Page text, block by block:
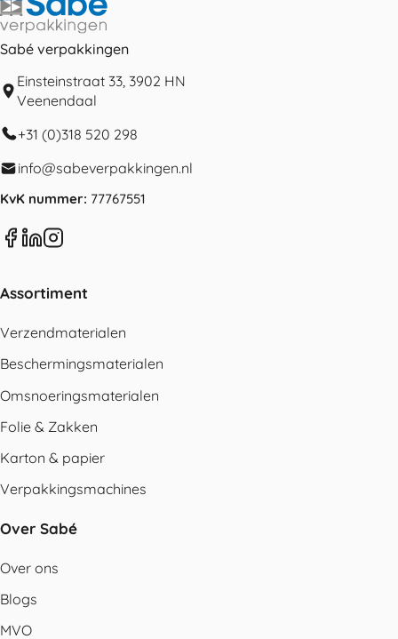
Sabé verpakkingen
Einsteinstraat 33, 3902 HN
Veenendaal
+31 (0)318 520 298
info@sabeverpakkingen.nl
KvK nummer: 77767551
Assortiment
Verzendmaterialen
Beschermingsmaterialen
Omsnoeringsmaterialen
Folie & Zakken
Karton & papier
Verpakkingsmachines
Over Sabé
Over ons
Blogs
MVO